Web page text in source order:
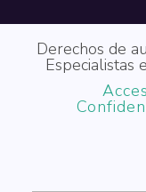
Derechos de
Especialistas